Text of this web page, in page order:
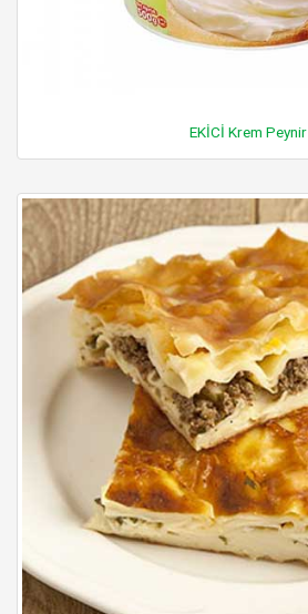
EKİCİ Krem Peynir